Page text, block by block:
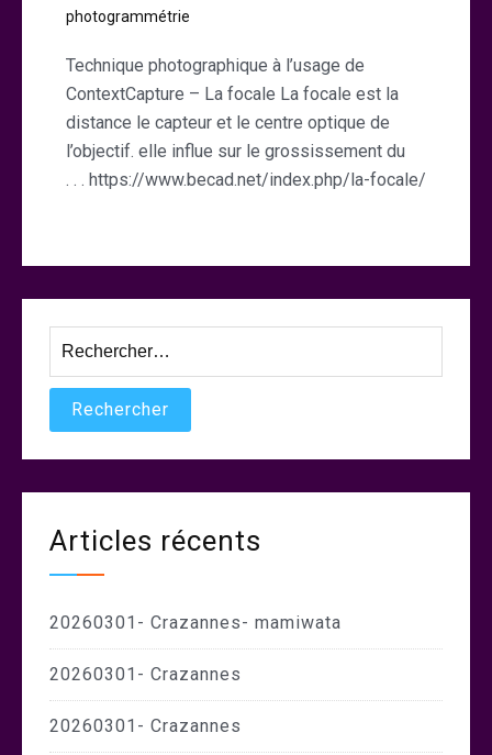
photogrammétrie
Technique photographique à l’usage de
ContextCapture – La focale La focale est la
distance le capteur et le centre optique de
l’objectif. elle influe sur le grossissement du
. . . https://www.becad.net/index.php/la-focale/
Articles récents
20260301- Crazannes- mamiwata
20260301- Crazannes
20260301- Crazannes